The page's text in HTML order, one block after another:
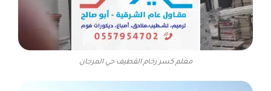
معلم كسر رخام القطيف حي المرجان